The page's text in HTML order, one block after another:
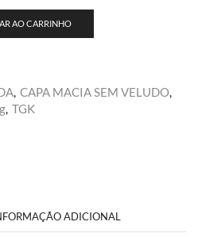
AO CARRINHO
, CAPA MACIA SEM VELUDO,
, TGK
ADICIONAL